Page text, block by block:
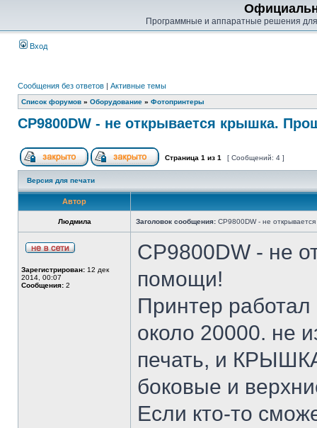
Программные и аппаратные решения
Вход
Сообщения без ответов | Активные темы
Список форумов » Оборудование » Фотопринтеры
CP9800DW - не открывается крышка.
Страница 1 из 1 [ Сообщений: 4 ]
Версия для печати
Автор
Людмила Заголовок сообщения: CP9800DW - не
Зарегистрирован: 12 дек
2014, 00:07
Сообщения: 2
CP9800DW - не
помощи!
Принтер
около 20000. не
печать, и
боковые и
Если кто-то